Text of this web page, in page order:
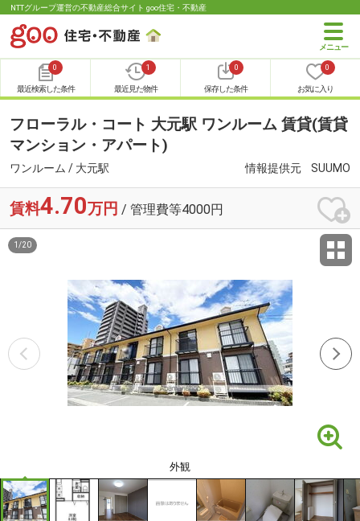
NTTグループ運営の不動産総合サイト goo住宅・不動産
0
最近検索した条件
1
最近見た物件
0
保存した条件
0
お気に入り
フローラル・コート 大元駅 ワンルーム 賃貸(賃貸
マンション・アパート)
ワンルーム / 大元駅 情報提供元 SUUMO
賃料4.70万円 / 管理費等4000円
外観
1 /20